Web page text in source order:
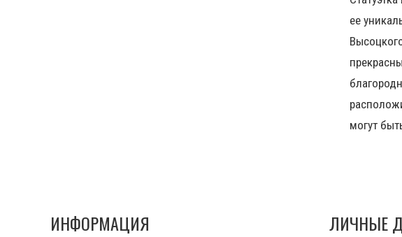
ее
могут
ИНФОРМАЦИЯ ЛИЧНЫЕ